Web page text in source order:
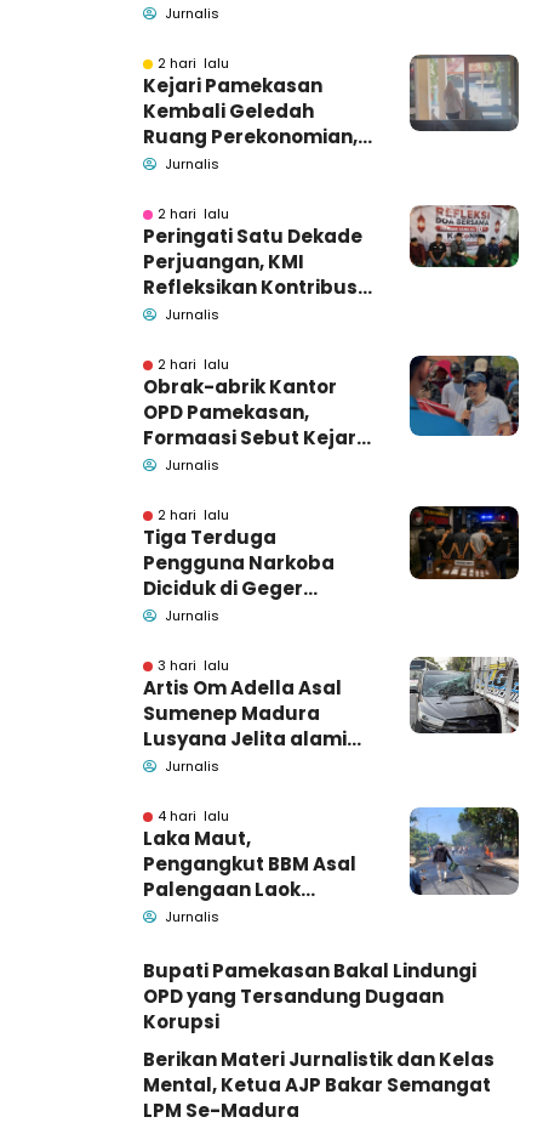
Bakar Semangat LPM
Jurnalis
2 hari lalu
Kejari Pamekasan
Kembali Geledah
Ruang Perekonomian,
Pidsus: Tunggu Saja!
Jurnalis
2 hari lalu
Peringati Satu Dekade
Perjuangan, KMI
Refleksikan Kontribusi
untuk Masyarakat
Jurnalis
2 hari lalu
Obrak-abrik Kantor
OPD Pamekasan,
Formaasi Sebut Kejari
Pamekasan
Jurnalis
2 hari lalu
Tiga Terduga
Pengguna Narkoba
Diciduk di Geger
Bangkalan, Polisi Masih
Barang Bukti
Jurnalis
3 hari lalu
Artis Om Adella Asal
Sumenep Madura
Lusyana Jelita alami
kecelakaan di Wonogiri
Jurnalis
4 hari lalu
Laka Maut,
Pengangkut BBM Asal
Palengaan Laok
Pamekasan Meninggal
Jurnalis
Bupati Pamekasan Bakal Lindungi
OPD yang Tersandung Dugaan
Korupsi
Berikan Materi Jurnalistik dan Kelas
Mental, Ketua AJP Bakar Semangat
LPM Se-Madura